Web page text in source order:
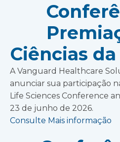
Ciências
A Vanguard Healthcare
anunciar sua participação
Life Sciences Conference
23 de junho de 2026.
Consulte Mais informação